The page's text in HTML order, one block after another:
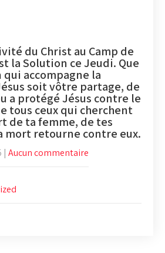
du Christ au Camp de
la Solution ce Jeudi. Que
accompagne la
soit vôtre partage, de
a protégé Jésus contre le
tous ceux qui cherchent
de ta femme, de tes
mort retourne contre eux.
| Aucun commentaire